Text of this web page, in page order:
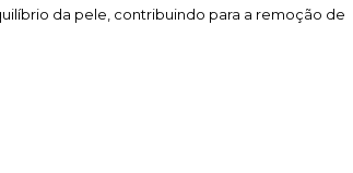
da pele, contribuindo para a remoção de